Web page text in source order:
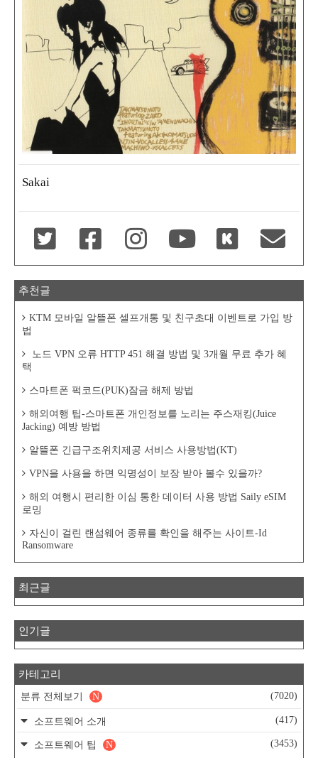
Sakai
추천글
KTM 모바일 알뜰폰 셀프개통 및 친구초대 이벤트로 가입 방
법
노드 VPN 오류 HTTP 451 해결 방법 및 3개월 무료 추가 혜
택
스마트폰 퍽코드(PUK)잠금 해제 방법
해외여행 팁-스마트폰 개인정보를 노리는 주스재킹(Juice
Jacking) 예방 방법
알뜰폰 긴급구조위치제공 서비스 사용방법(KT)
VPN을 사용을 하면 익명성이 보장 받아 볼수 있을까?
해외 여행시 편리한 이심 통한 데이터 사용 방법 Saily eSIM
로밍
자신이 걸린 랜섬웨어 종류를 확인을 해주는 사이트-Id
Ransomware
최근글
인기글
카테고리
분류 전체보기 (7020)
N
소프트웨어 소개 (417)
소프트웨어 팁 (3453)
N